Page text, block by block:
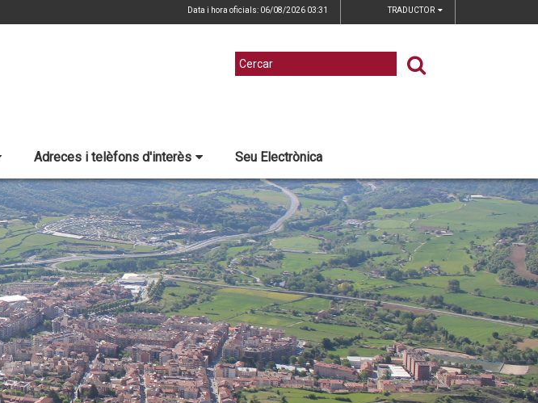
Data i hora oficials: 06/08/2026 03:31 TRADUCTOR
Adreces i telèfons d'interès Seu Electrònica